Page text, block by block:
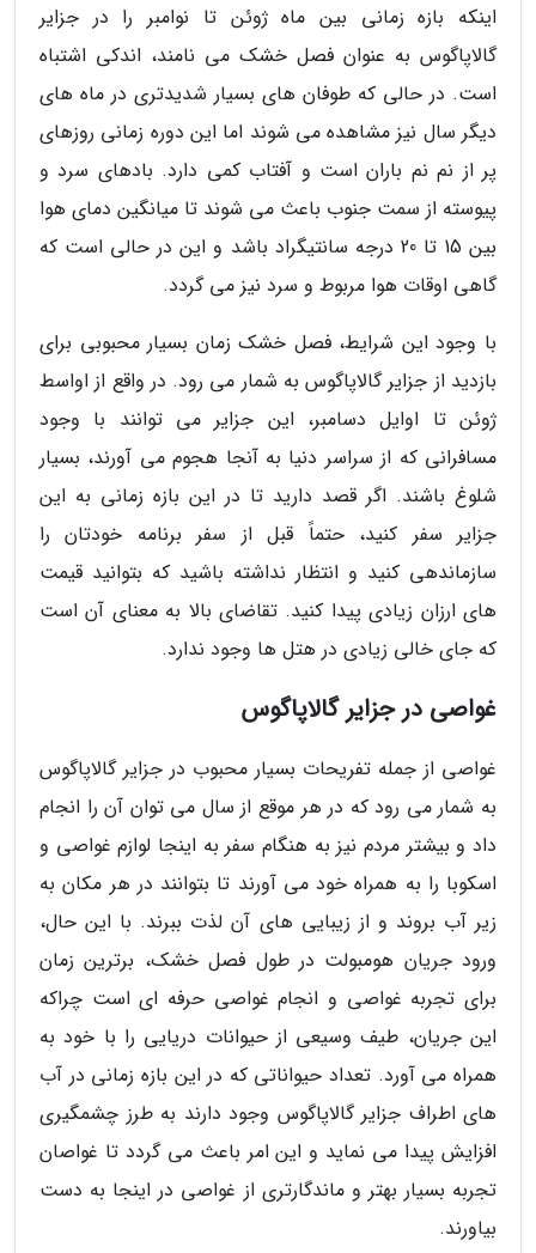
اینکه بازه زمانی بین ماه ژوئن تا نوامبر را در جزایر
گالاپاگوس به عنوان فصل خشک می نامند، اندکی اشتباه
است. در حالی که طوفان های بسیار شدیدتری در ماه های
دیگر سال نیز مشاهده می شوند اما این دوره زمانی روزهای
پر از نم نم باران است و آفتاب کمی دارد. بادهای سرد و
پیوسته از سمت جنوب باعث می شوند تا میانگین دمای هوا
بین 15 تا 20 درجه سانتیگراد باشد و این در حالی است که
گاهی اوقات هوا مربوط و سرد نیز می گردد.
با وجود این شرایط، فصل خشک زمان بسیار محبوبی برای
بازدید از جزایر گالاپاگوس به شمار می رود. در واقع از اواسط
ژوئن تا اوایل دسامبر، این جزایر می توانند با وجود
مسافرانی که از سراسر دنیا به آنجا هجوم می آورند، بسیار
شلوغ باشند. اگر قصد دارید تا در این بازه زمانی به این
جزایر سفر کنید، حتماً قبل از سفر برنامه خودتان را
سازماندهی کنید و انتظار نداشته باشید که بتوانید قیمت
های ارزان زیادی پیدا کنید. تقاضای بالا به معنای آن است
که جای خالی زیادی در هتل ها وجود ندارد.
غواصی در جزایر گالاپاگوس
غواصی از جمله تفریحات بسیار محبوب در جزایر گالاپاگوس
به شمار می رود که در هر موقع از سال می توان آن را انجام
داد و بیشتر مردم نیز به هنگام سفر به اینجا لوازم غواصی و
اسکوبا را به همراه خود می آورند تا بتوانند در هر مکان به
زیر آب بروند و از زیبایی های آن لذت ببرند. با این حال،
ورود جریان هومبولت در طول فصل خشک، برترین زمان
برای تجربه غواصی و انجام غواصی حرفه ای است چراکه
این جریان، طیف وسیعی از حیوانات دریایی را با خود به
همراه می آورد. تعداد حیواناتی که در این بازه زمانی در آب
های اطراف جزایر گالاپاگوس وجود دارند به طرز چشمگیری
افزایش پیدا می نماید و این امر باعث می گردد تا غواصان
تجربه بسیار بهتر و ماندگارتری از غواصی در اینجا به دست
بیاورند.